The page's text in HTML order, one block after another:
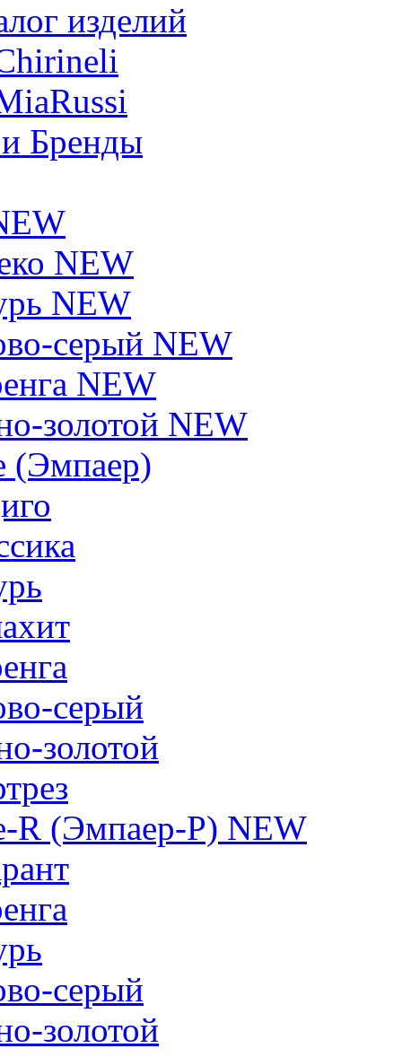
изделий
Бренды
NEW
NEW
серый NEW
NEW
золотой NEW
(Эмпаер)
серый
золотой
R (Эмпаер-P) NEW
серый
золотой